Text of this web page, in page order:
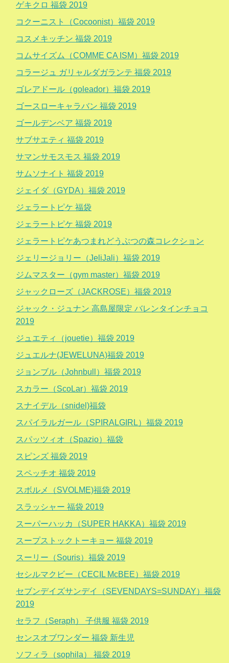
ゲキクロ 福袋 2019
コクーニスト（Cocoonist）福袋 2019
コスメキッチン 福袋 2019
コムサイズム（COMME CA ISM）福袋 2019
コラージュ ガリャルダガランテ 福袋 2019
ゴレアドール（goleador）福袋 2019
ゴースローキャラバン 福袋 2019
ゴールデンベア 福袋 2019
サブサエティ 福袋 2019
サマンサモスモス 福袋 2019
サムソナイト 福袋 2019
ジェイダ（GYDA）福袋 2019
ジェラートピケ 福袋
ジェラートピケ 福袋 2019
ジェラートピケあつまれどうぶつの森コレクション
ジェリージョリー（JeliJali）福袋 2019
ジムマスター（gym master）福袋 2019
ジャックローズ（JACKROSE）福袋 2019
ジャック・ジュナン 高島屋限定 バレンタインチョコ
2019
ジュエティ（jouetie）福袋 2019
ジュエルナ(JEWELUNA)福袋 2019
ジョンブル（Johnbull）福袋 2019
スカラー（ScoLar）福袋 2019
スナイデル（snidel)福袋
スパイラルガール（SPIRALGIRL）福袋 2019
スパッツィオ（Spazio）福袋
スピンズ 福袋 2019
スペッチオ 福袋 2019
スボルメ（SVOLME)福袋 2019
スラッシャー 福袋 2019
スーパーハッカ（SUPER HAKKA）福袋 2019
スープストックトーキョー 福袋 2019
スーリー（Souris）福袋 2019
セシルマクビー（CECIL McBEE）福袋 2019
セブンデイズサンデイ（SEVENDAYS=SUNDAY）福袋
2019
セラフ（Seraph） 子供服 福袋 2019
センスオブワンダー 福袋 新生児
ソフィラ（sophila） 福袋 2019